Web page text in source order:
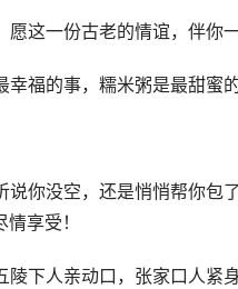
这一份古老的情谊，伴你
福的事，糯米粥是最甜蜜
你没空，还是悄悄帮你包
享受！
下人亲动口，张家口人紧